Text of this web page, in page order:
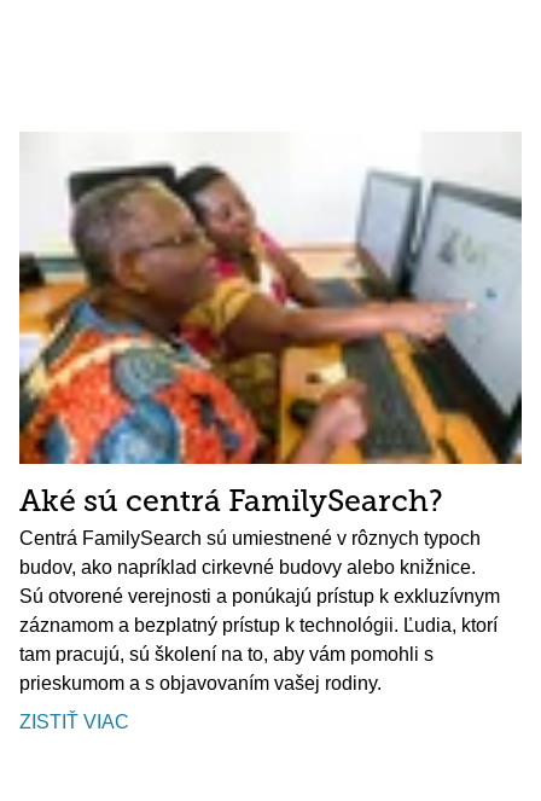
Aké sú centrá FamilySearch?
Centrá FamilySearch sú umiestnené v rôznych typoch
budov, ako napríklad cirkevné budovy alebo knižnice.
Sú otvorené verejnosti a ponúkajú prístup k exkluzívnym
záznamom a bezplatný prístup k technológii. Ľudia, ktorí
tam pracujú, sú školení na to, aby vám pomohli s
prieskumom a s objavovaním vašej rodiny.
ZISTIŤ VIAC